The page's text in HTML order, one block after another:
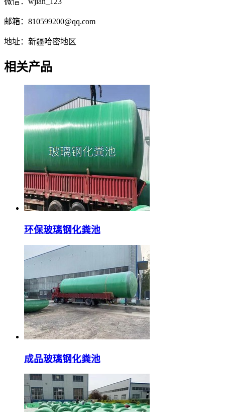
邮箱：810599200@qq.com
地址：新疆哈密地区
相关产品
环保玻璃钢化粪池
成品玻璃钢化粪池